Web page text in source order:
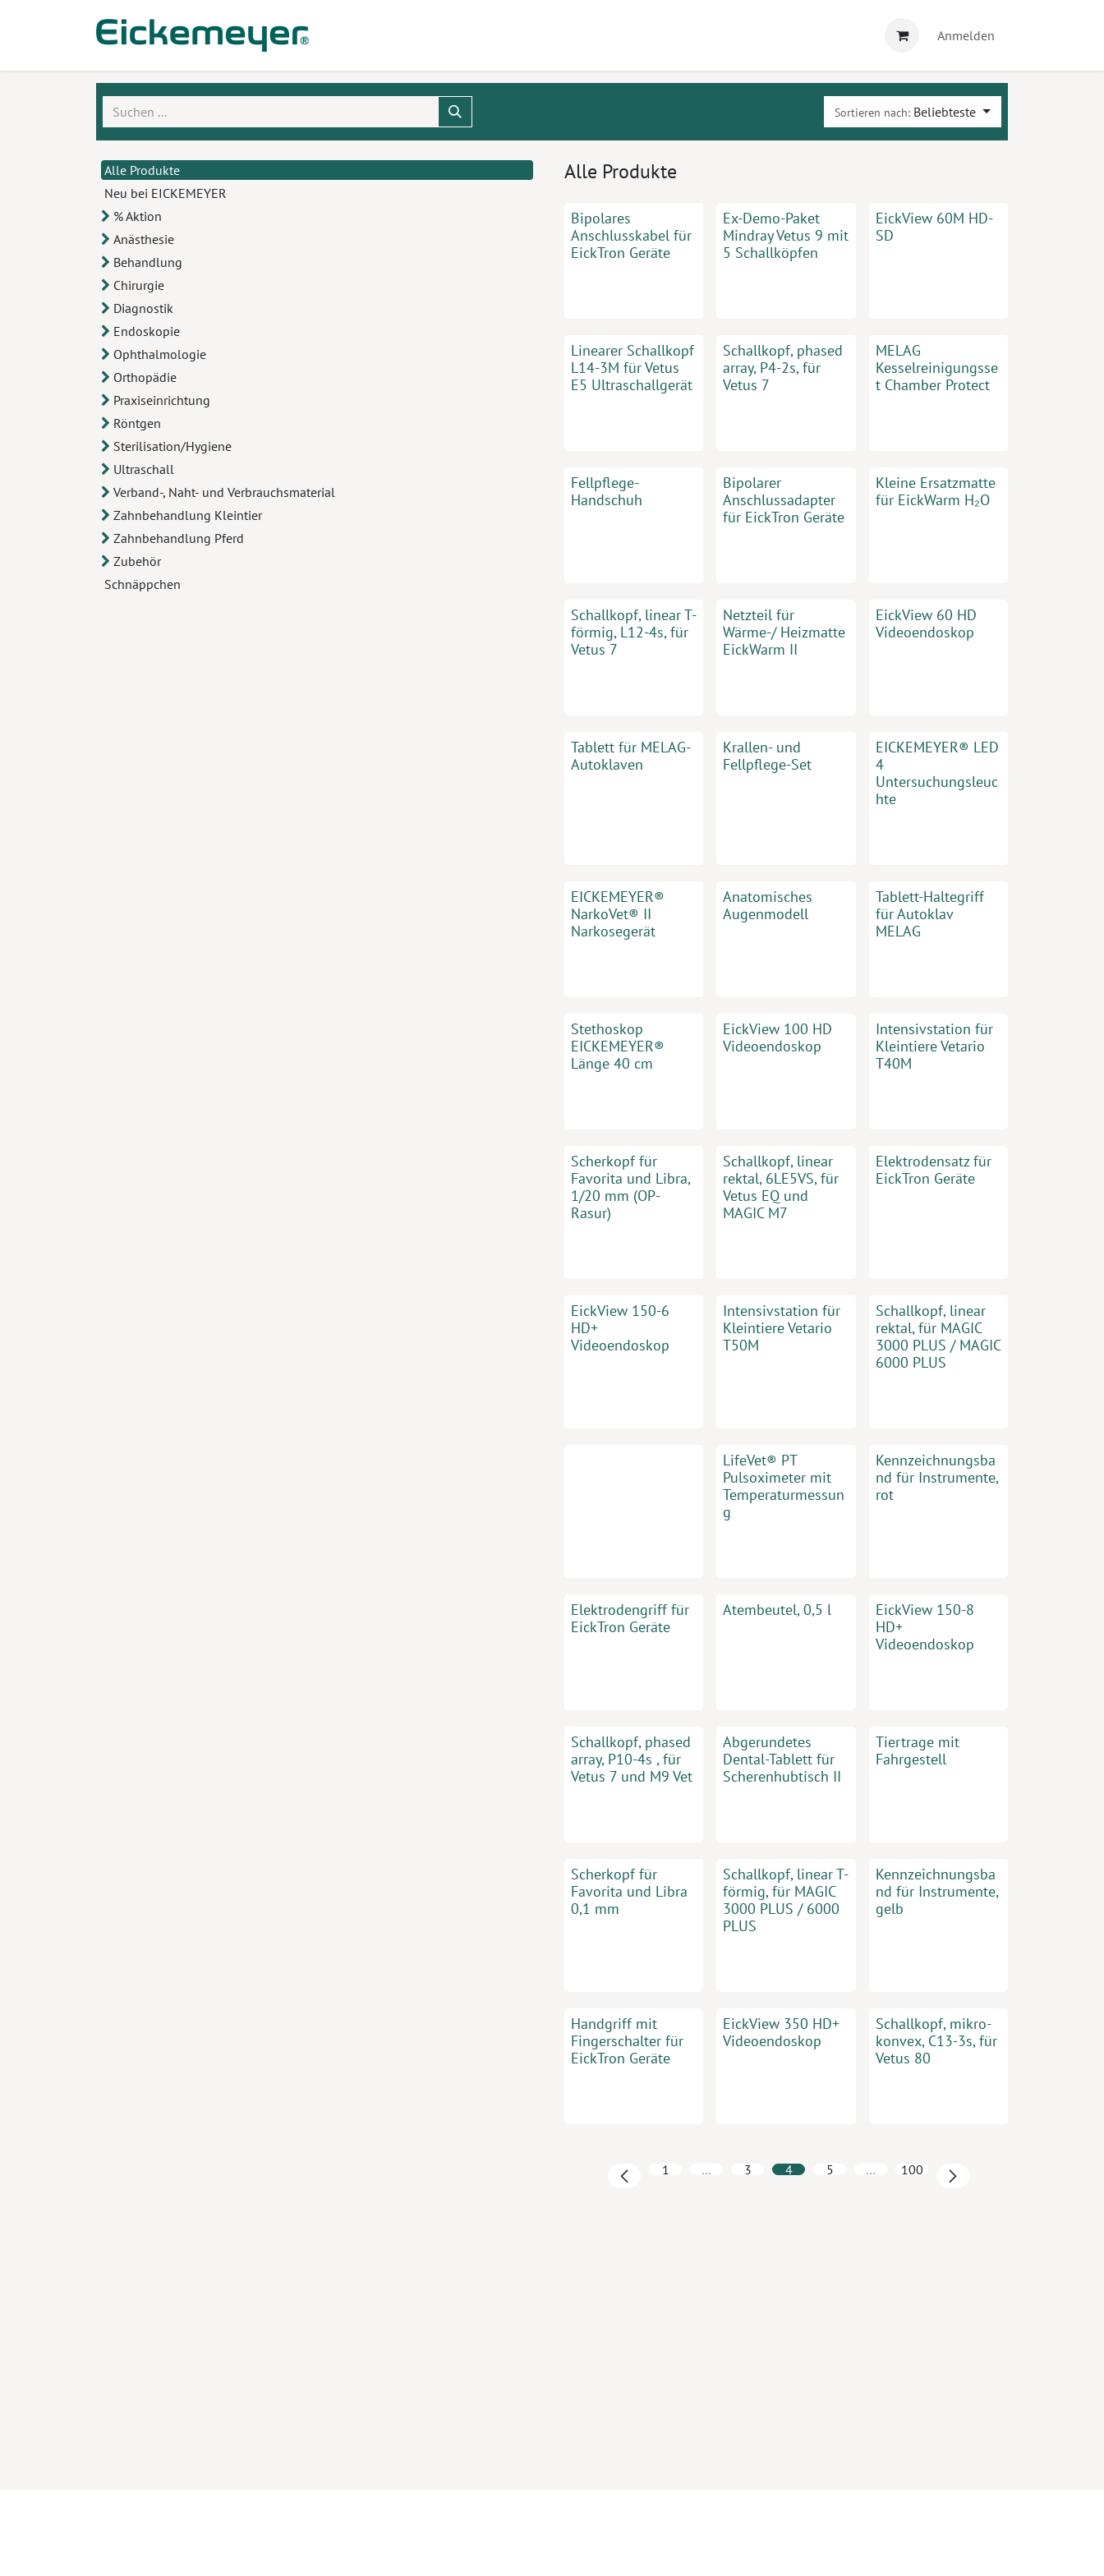
Anmelden
Sortieren nach: Beliebteste
Alle Produkte
Neu bei EICKEMEYER
% Aktion
Anästhesie
Behandlung
Chirurgie
Diagnostik
Endoskopie
Ophthalmologie
Orthopädie
Praxiseinrichtung
Röntgen
Sterilisation/Hygiene
Ultraschall
Verband-, Naht- und Verbrauchsmaterial
Zahnbehandlung Kleintier
Zahnbehandlung Pferd
Zubehör
Schnäppchen
Alle Produkte
Bipolares
Anschlusskabel für
EickTron Geräte
Ex-Demo-Paket
Mindray Vetus 9 mit
5 Schallköpfen
EickView 60M HD-
SD
Linearer Schallkopf
L14-3M für Vetus
E5 Ultraschallgerät
Schallkopf, phased
array, P4-2s, für
Vetus 7
MELAG
Kesselreinigungsse
t Chamber Protect
Fellpflege-
Handschuh
Bipolarer
Anschlussadapter
für EickTron Geräte
Kleine Ersatzmatte
für EickWarm H₂O
Schallkopf, linear T-
förmig, L12-4s, für
Vetus 7
Netzteil für
Wärme-/ Heizmatte
EickWarm II
EickView 60 HD
Videoendoskop
Tablett für MELAG-
Autoklaven
Krallen- und
Fellpflege-Set
EICKEMEYER® LED
4
Untersuchungsleuc
hte
EICKEMEYER®
NarkoVet® II
Narkosegerät
Anatomisches
Augenmodell
Tablett-Haltegriff
für Autoklav
MELAG
Stethoskop
EICKEMEYER®
Länge 40 cm
EickView 100 HD
Videoendoskop
Intensivstation für
Kleintiere Vetario
T40M
Scherkopf für
Favorita und Libra,
1/20 mm (OP-
Rasur)
Schallkopf, linear
rektal, 6LE5VS, für
Vetus EQ und
MAGIC M7
Elektrodensatz für
EickTron Geräte
EickView 150-6
HD+
Videoendoskop
Intensivstation für
Kleintiere Vetario
T50M
Schallkopf, linear
rektal, für MAGIC
3000 PLUS / MAGIC
6000 PLUS
LifeVet® PT
Pulsoximeter mit
Temperaturmessun
g
Kennzeichnungsba
nd für Instrumente,
rot
Elektrodengriff für
EickTron Geräte
Atembeutel, 0,5 l
EickView 150-8
HD+
Videoendoskop
Schallkopf, phased
array, P10-4s , für
Vetus 7 und M9 Vet
Abgerundetes
Dental-Tablett für
Scherenhubtisch II
Tiertrage mit
Fahrgestell
Scherkopf für
Favorita und Libra
0,1 mm
Schallkopf, linear T-
förmig, für MAGIC
3000 PLUS / 6000
PLUS
Kennzeichnungsba
nd für Instrumente,
gelb
Handgriff mit
Fingerschalter für
EickTron Geräte
EickView 350 HD+
Videoendoskop
Schallkopf, mikro-
konvex, C13-3s, für
Vetus 80
1 … 3 4 5 … 100